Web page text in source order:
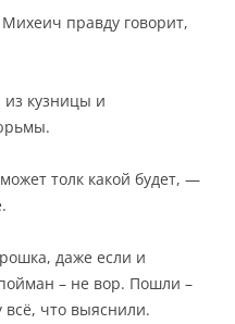
правду говорит,
кузницы и
толк какой будет, —
даже если и
– не вор. Пошли –
что выяснили.